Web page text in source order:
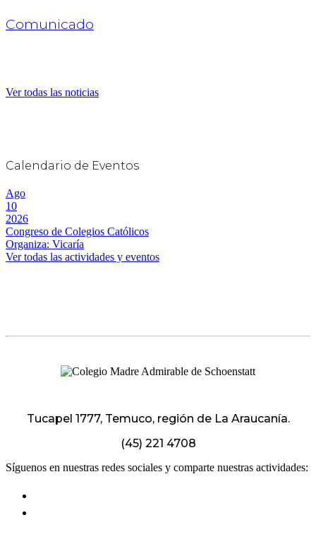
Comunicado
Ver todas las noticias
Calendario de Eventos
Ago
10
2026
Congreso de Colegios Católicos
Organiza: Vicaría
Ver todas las actividades y eventos
Tucapel 1777, Temuco, región de La Araucanía.
(45) 221 4708
Síguenos en nuestras redes sociales y comparte nuestras actividades: